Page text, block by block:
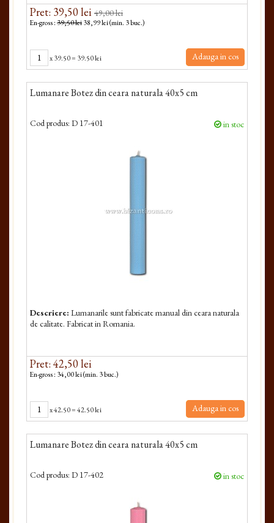
Pret: 39,50 lei 49,00 lei
En-gross :39,50 lei38,99 lei (min. 3 buc.)
x39.50= 39.50 lei Adauga in cos
Lumanare Botez din ceara naturala 40x5 cm
Cod produs: D 17-401 in stoc
Descriere: Lumanarile sunt fabricate manual din ceara naturala
de calitate. Fabricat in Romania.
Pret: 42,50 lei
En-gross : 34,00 lei (min. 3 buc.)
x42.50=42.50 lei Adauga in cos
Lumanare Botez din ceara naturala 40x5 cm
Cod produs: D 17-402 in stoc